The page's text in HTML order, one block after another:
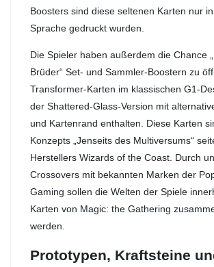
Boosters sind diese seltenen Karten nur
Sprache gedruckt wurden.
Die Spieler haben außerdem die Chance
Brüder“ Set- und Sammler-Boostern zu
Transformer-Karten im klassischen G1-
der Shattered-Glass-Version mit
und Kartenrand enthalten. Diese Karten
Konzepts „Jenseits des Multiversums“
Herstellers Wizards of the Coast. Durch
Crossovers mit bekannten Marken der
Gaming sollen die Welten der Spiele
Karten von Magic: the Gathering
werden.
Prototypen, Kraftsteine